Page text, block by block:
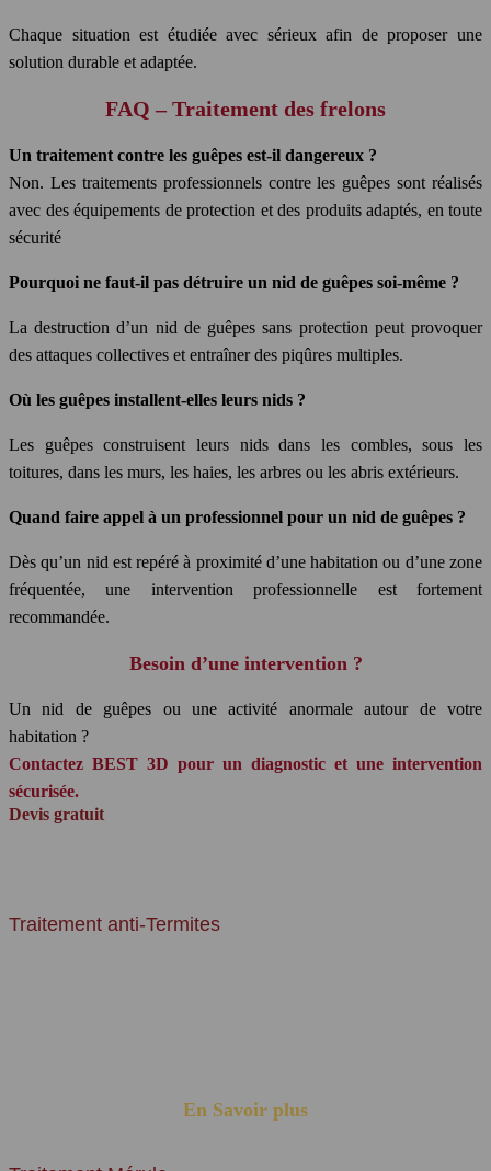
Chaque situation est étudiée avec sérieux afin de proposer une
solution durable et adaptée.
FAQ – Traitement des frelons
Un traitement contre les guêpes est-il dangereux ?
Non. Les traitements professionnels contre les guêpes sont réalisés
avec des équipements de protection et des produits adaptés, en toute
sécurité
Pourquoi ne faut-il pas détruire un nid de guêpes soi-même ?
La destruction d’un nid de guêpes sans protection peut provoquer
des attaques collectives et entraîner des piqûres multiples.
Où les guêpes installent-elles leurs nids ?
Les guêpes construisent leurs nids dans les combles, sous les
toitures, dans les murs, les haies, les arbres ou les abris extérieurs.
Quand faire appel à un professionnel pour un nid de guêpes ?
Dès qu’un nid est repéré à proximité d’une habitation ou d’une zone
fréquentée, une intervention professionnelle est fortement
recommandée.
Besoin d’une intervention ?
Un nid de guêpes ou une activité anormale autour de votre
habitation ?
Contactez BEST 3D pour un diagnostic et une intervention
sécurisée.
Devis gratuit
Traitement anti-Termites
En Savoir plus